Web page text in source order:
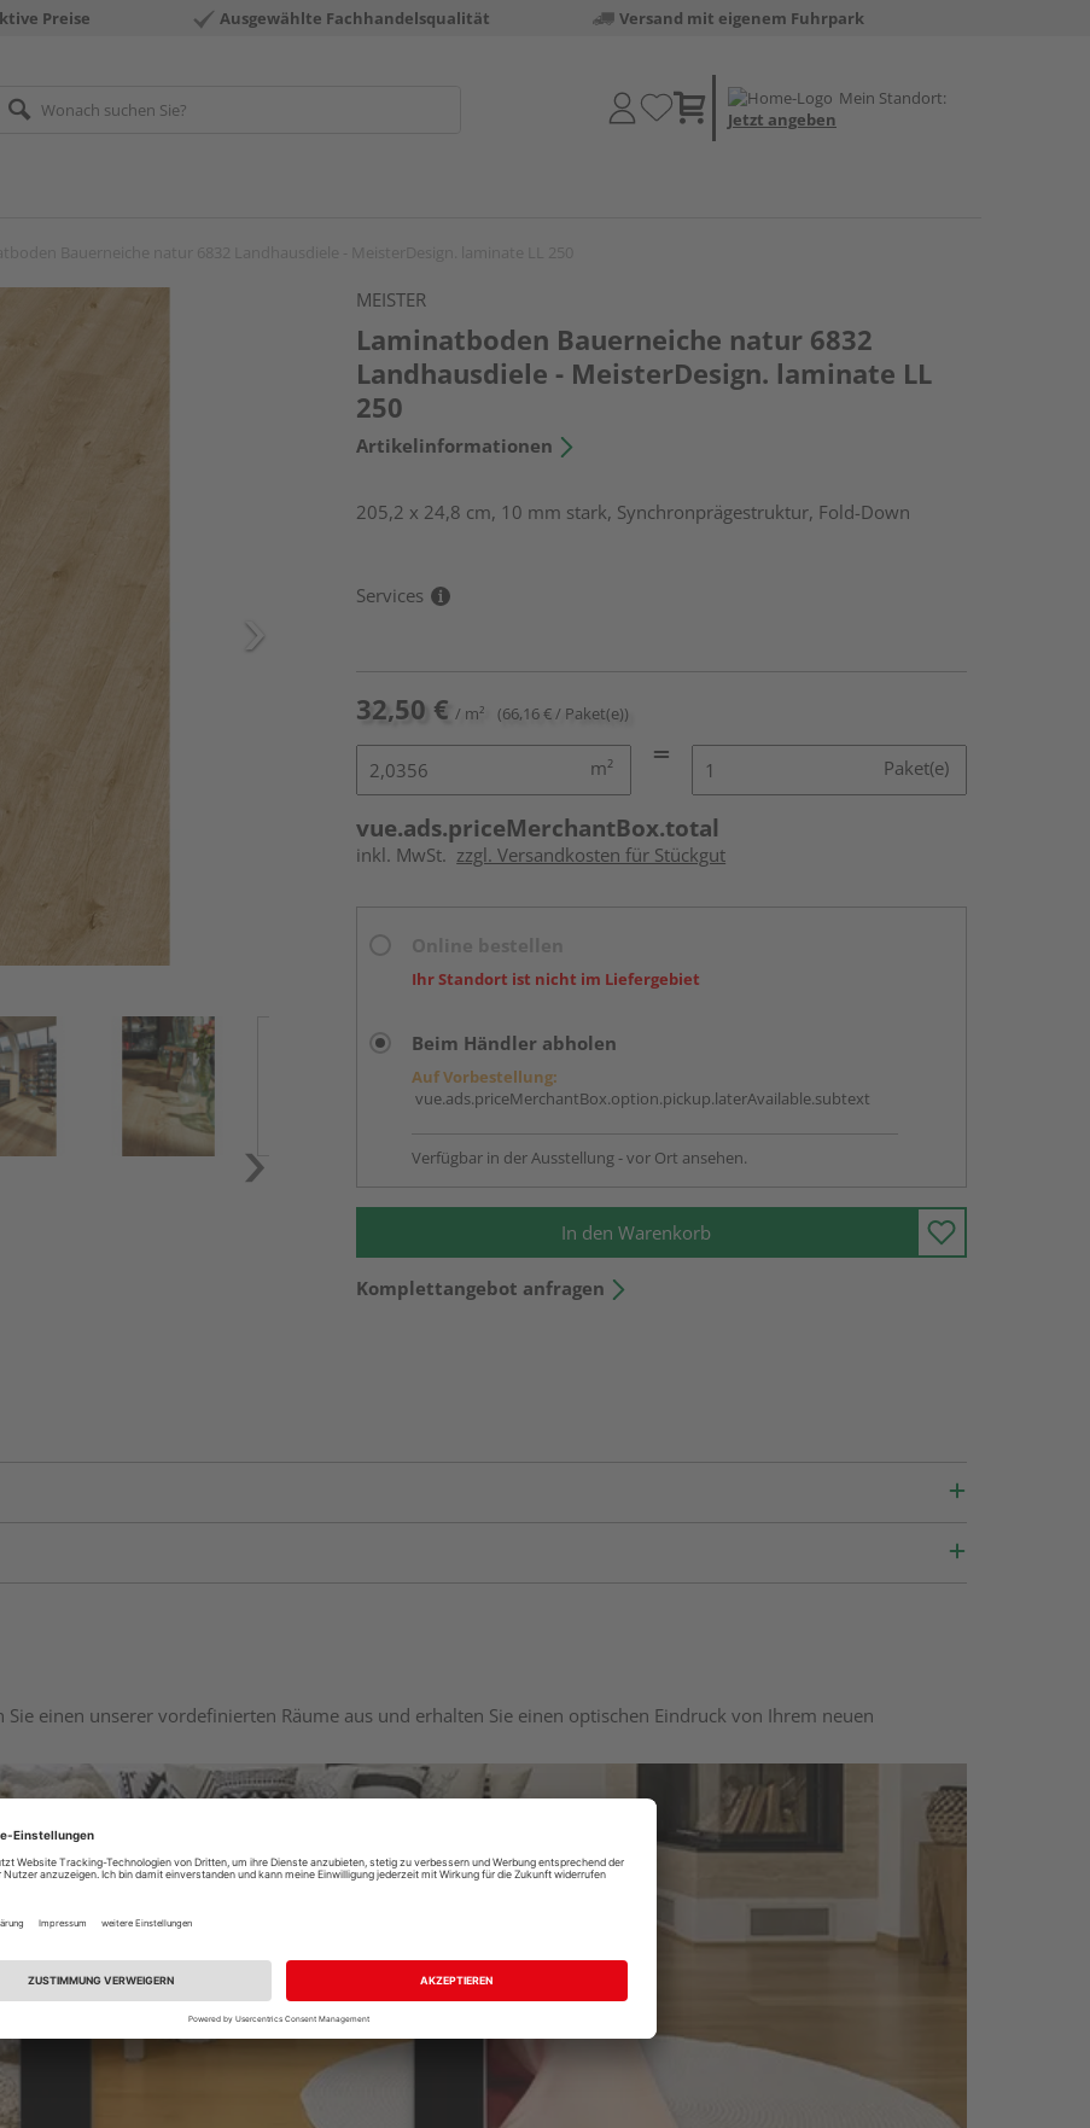
Preise Ausgewählte Fachhandelsqualität Versand mit eigenem Fuhrpark
Mein Standort:
Jetzt angeben
MEISTER
Laminatboden Bauerneiche natur 6832
Landhausdiele - MeisterDesign. laminate LL
250
Artikelinformationen
205,2 x 24,8 cm, 10 mm stark, Synchronprägestruktur, Fold-Down
Services
32,50 € / m² (66,16 € / Paket(e))
m² Paket(e)
vue.ads.priceMerchantBox.total
inkl. MwSt. zzgl. Versandkosten für Stückgut
Ihr Standort ist nicht im Liefergebiet
Beim Händler abholen
Auf Vorbestellung:
vue.ads.priceMerchantBox.option.pickup.laterAvailable.subtext
Verfügbar in der Ausstellung - vor Ort ansehen.
In den Warenkorb
Komplettangebot anfragen
einen unserer vordefinierten Räume aus und erhalten Sie einen optischen Eindruck von Ihrem neuen